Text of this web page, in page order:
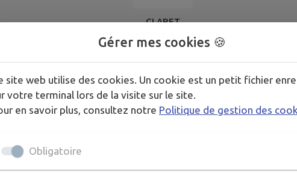
CLARET
MUSICOTHÉRAPIE
TOUS LES ÉVÉNEMENTS
Gérer mes cookies 🍪
site web utilise des cookies. Un cookie est un petit fichier
votre terminal lors de la visite sur le site.
en savoir plus, consultez notre Politique de gestion des
Obligatoire